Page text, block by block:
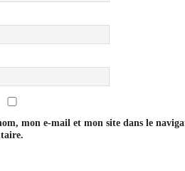
mon e-mail et mon site dans le